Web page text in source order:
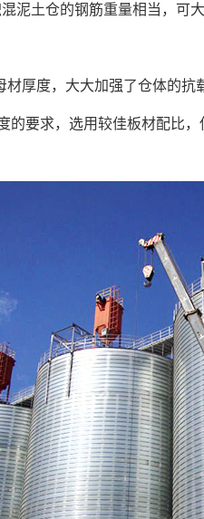
泥土仓的钢筋重量相当，可
材厚度，大大加强了仓体的
的要求，选用较佳板材配比